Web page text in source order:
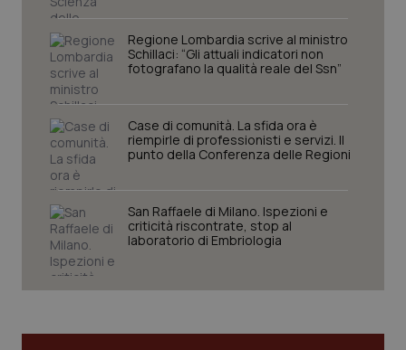
Regione Lombardia scrive al ministro
Schillaci: “Gli attuali indicatori non
fotografano la qualità reale del Ssn”
Case di comunità. La sfida ora è
riempirle di professionisti e servizi. Il
punto della Conferenza delle Regioni
San Raffaele di Milano. Ispezioni e
criticità riscontrate, stop al
laboratorio di Embriologia
I cookie necessari contribuiscono a rendere fruibile il
sito web abilitandone funzionalità di base quali la
navigazione sulle pagine e l'accesso alle aree
protette del sito. Il sito web non è in grado di
funzionare correttamente senza questi cookie.
Nome
Fornitore /Dominio
VISITOR_PRIVACY_METADATA
YouTube